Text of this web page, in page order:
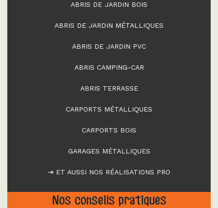
ABRIS DE JARDIN BOIS
ABRIS DE JARDIN MÉTALLIQUES
ABRIS DE JARDIN PVC
ABRIS CAMPING-CAR
ABRIS TERRASSE
CARPORTS MÉTALLIQUES
CARPORTS BOIS
GARAGES MÉTALLIQUES
⇥ ET AUSSI NOS RÉALISATIONS PRO
Nos conseils pratiques